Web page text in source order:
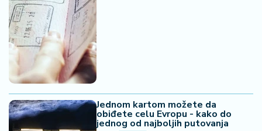
Jednom kartom možete da
obiđete celu Evropu - kako do
jednog od najboljih putovanja